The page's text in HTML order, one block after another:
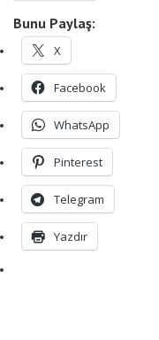
Bunu Paylaş:
X
Facebook
WhatsApp
Pinterest
Telegram
Yazdır